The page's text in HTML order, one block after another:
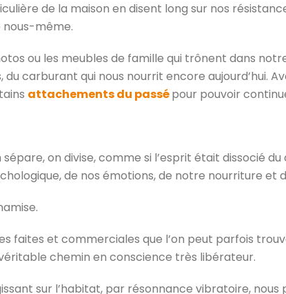
de la maison en disent long sur nos
nous-même.
ou les meubles de famille qui trônent dans
carburant qui nous nourrit encore aujourd’hui.
attachements du passépour pouvoir
on divise, comme si l’esprit était dissocié
de nos émotions, de notre nourriture et
faites et commerciales que l’on peut parfois
chemin en conscience très libérateur.
sur l’habitat, par résonnance vibratoire,